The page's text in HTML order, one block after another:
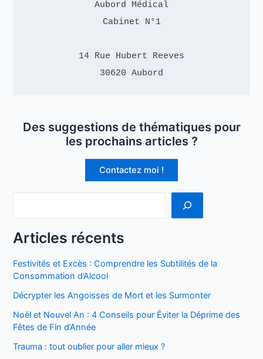
Aubord Médical
Cabinet N°1
14 Rue Hubert Reeves
30620 Aubord
Des suggestions de thématiques pour
les prochains articles ?
Contactez moi !
Articles récents
Festivités et Excès : Comprendre les Subtilités de la
Consommation d’Alcool
Décrypter les Angoisses de Mort et les Surmonter
Noël et Nouvel An : 4 Conseils pour Éviter la Déprime des
Fêtes de Fin d’Année
Trauma : tout oublier pour aller mieux ?